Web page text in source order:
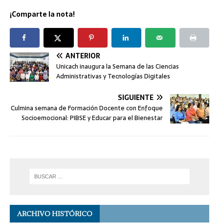
¡Comparte la nota!
ANTERIOR
Unicach inaugura la Semana de las Ciencias
Administrativas y Tecnologías Digitales
SIGUIENTE
Culmina semana de Formación Docente con Enfoque
Socioemocional: PIBSE y Educar para el Bienestar
ARCHIVO HISTÓRICO